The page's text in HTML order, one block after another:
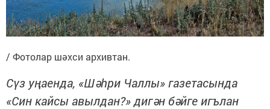
/ Фотолар шәхси архивтан.
Сүз уңаенда, «Шәһри Чаллы» газетасында
«Син кайсы авылдан?» дигән бәйге игълан